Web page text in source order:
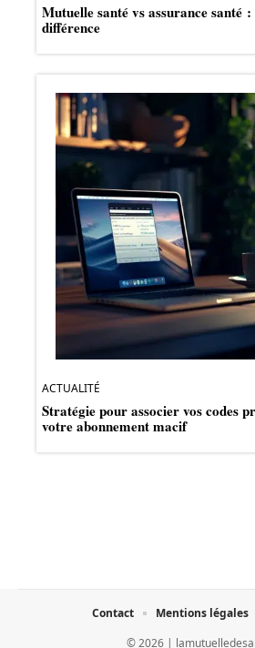
Mutuelle santé vs assurance santé
différence
ACTUALITÉ
Stratégie pour associer vos codes
votre abonnement macif
© 2026 |
Contact Mentions légales